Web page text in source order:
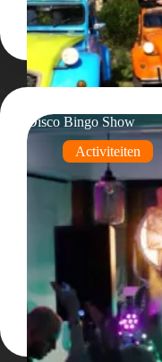
Disco Bingo Show
Activiteiten